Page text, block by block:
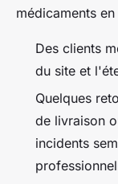
médicaments
Des clients
du site et
Quelques
de livraison
incidents